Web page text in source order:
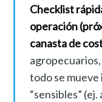
Checklist
operación
canasta de
todo se
“sensibles”